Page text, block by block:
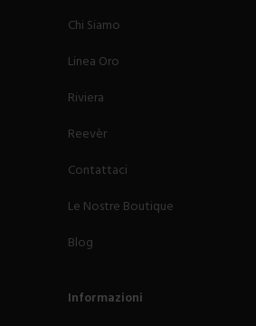
Chi Siamo
Linea Oro
Riviera
Reevèr
Contattaci
Le Nostre Boutique
Blog
Informazioni